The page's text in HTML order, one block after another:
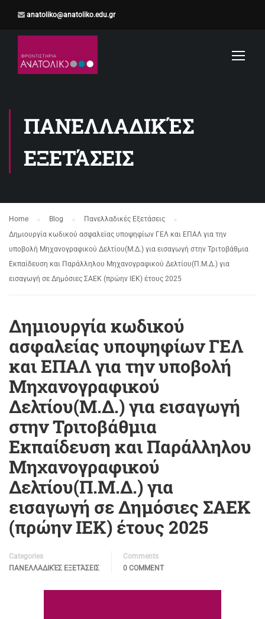
anatoliko@anatoliko.edu.gr
ΠΑΝΕΛΛΑΔΙΚΈΣ
ΕΞΕΤΆΣΕΙΣ
Home Blog
Πανελλαδικές Εξετάσεις
Δημιουργία κωδικού ασφαλείας υποψηφίων ΓΕΛ και ΕΠΑΛ για την
υποβολή Μηχανογραφικού Δελτίου(Μ.Δ.) για εισαγωγή στην Τριτοβάθμια
Εκπαίδευση και Παράλληλου Μηχανογραφικού Δελτίου(Π.Μ.Δ.) για
εισαγωγή σε Δημόσιες ΣΑΕΚ (πρώην ΙΕΚ) έτους 2025
Δημιουργία κωδικού
ασφαλείας υποψηφίων ΓΕΛ
και ΕΠΑΛ για την υποβολή
Μηχανογραφικού
Δελτίου(Μ.Δ.) για εισαγωγή
στην Τριτοβάθμια
Εκπαίδευση και Παράλληλου
Μηχανογραφικού
Δελτίου(Π.Μ.Δ.) για
εισαγωγή σε Δημόσιες ΣΑΕΚ
(πρώην ΙΕΚ) έτους 2025
Categories
ΠΑΝΕΛΛΑΔΙΚΈΣ ΕΞΕΤΆΣΕΙΣ
Comments
0 COMMENT